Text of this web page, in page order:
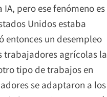
pero ese fenómeno es
Unidos estaba
entonces un desempleo
trabajadores agrícolas la
tipo de trabajos en
se adaptaron a los